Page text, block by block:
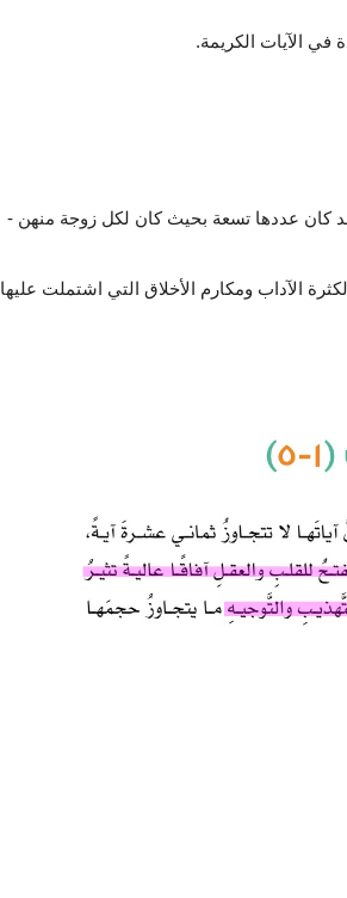
في الآيات الكريمة.
كان عددها تسعة بحيث كان لكل زوجة منهن -
الآداب ومكارم الأخلاق التي اشتملت عليها